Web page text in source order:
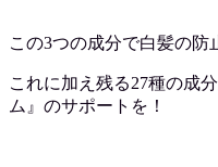
この3つの成分で白髪の防
これに加え残る27種の成
ム』のサポートを！